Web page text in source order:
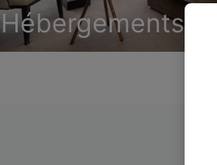
Hébergements